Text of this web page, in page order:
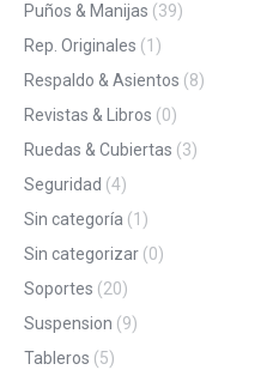
Puños & Manijas (39)
Rep. Originales (1)
Respaldo & Asientos (8)
Revistas & Libros (0)
Ruedas & Cubiertas (3)
Seguridad (4)
Sin categoría (1)
Sin categorizar (0)
Soportes (20)
Suspension (9)
Tableros (5)